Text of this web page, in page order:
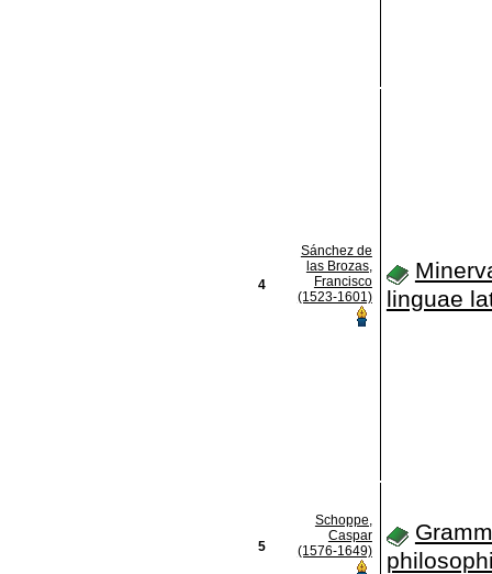
4
Sánchez de
las Brozas,
Francisco
(1523-1601)
linguae
5
Schoppe,
Caspar
(1576-1649)